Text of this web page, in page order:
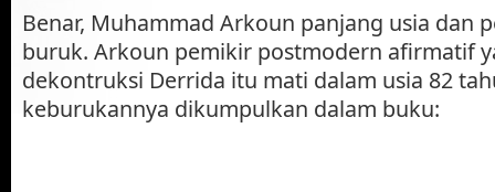
Benar, Muhammad Arkoun panjang usia dan
buruk. Arkoun pemikir postmodern afirmatif
dekontruksi Derrida itu mati dalam usia 82
keburukannya dikumpulkan dalam buku: